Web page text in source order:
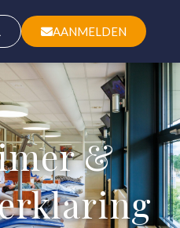
AANMELDEN
&